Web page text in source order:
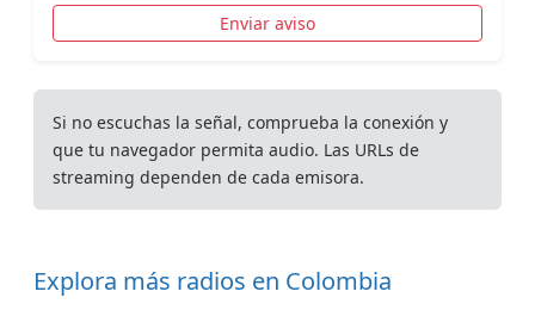
Enviar aviso
Si no escuchas la señal, comprueba la conexión y
que tu navegador permita audio. Las URLs de
streaming dependen de cada emisora.
Explora más radios en Colombia